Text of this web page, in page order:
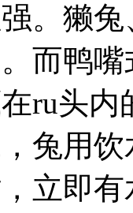
。獭
而鸭
ru头
兔用
立即